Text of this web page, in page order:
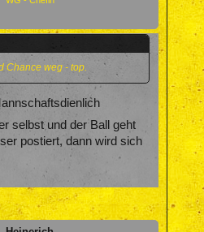
Chance weg - top.
selbst und der Ball geht
postiert, dann wird sich